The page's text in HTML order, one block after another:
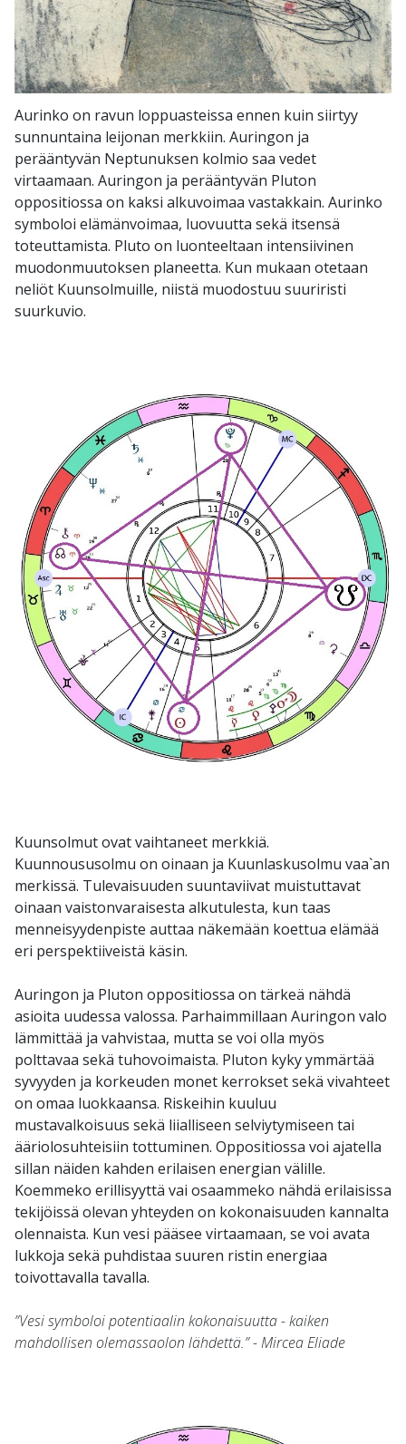
Aurinko on ravun loppuasteissa ennen kuin siirtyy
sunnuntaina leijonan merkkiin. Auringon ja
perääntyvän Neptunuksen kolmio saa vedet
virtaamaan. Auringon ja perääntyvän Pluton
oppositiossa on kaksi alkuvoimaa vastakkain. Aurinko
symboloi elämänvoimaa, luovuutta sekä itsensä
toteuttamista. Pluto on luonteeltaan intensiivinen
muodonmuutoksen planeetta. Kun mukaan otetaan
neliöt Kuunsolmuille, niistä muodostuu suuriristi
suurkuvio.
Kuunsolmut ovat vaihtaneet merkkiä.
Kuunnoususolmu on oinaan ja Kuunlaskusolmu vaa`an
merkissä. Tulevaisuuden suuntaviivat muistuttavat
oinaan vaistonvaraisesta alkutulesta, kun taas
menneisyydenpiste auttaa näkemään koettua elämää
eri perspektiiveistä käsin.
Auringon ja Pluton oppositiossa on tärkeä nähdä
asioita uudessa valossa. Parhaimmillaan Auringon valo
lämmittää ja vahvistaa, mutta se voi olla myös
polttavaa sekä tuhovoimaista. Pluton kyky ymmärtää
syvyyden ja korkeuden monet kerrokset sekä vivahteet
on omaa luokkaansa. Riskeihin kuuluu
mustavalkoisuus sekä liialliseen selviytymiseen tai
ääriolosuhteisiin tottuminen. Oppositiossa voi ajatella
sillan näiden kahden erilaisen energian välille.
Koemmeko erillisyyttä vai osaammeko nähdä erilaisissa
tekijöissä olevan yhteyden on kokonaisuuden kannalta
olennaista. Kun vesi pääsee virtaamaan, se voi avata
lukkoja sekä puhdistaa suuren ristin energiaa
toivottavalla tavalla.
”Vesi symboloi potentiaalin kokonaisuutta - kaiken
mahdollisen olemassaolon lähdettä.” - Mircea Eliade